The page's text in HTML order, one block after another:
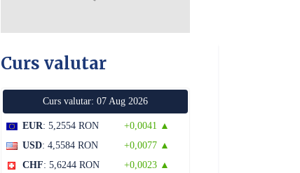
Curs valutar
Curs valutar: 07 Aug 2026
EUR: 5,2554 RON
+0,0041 ▲
USD: 4,5584 RON
+0,0077 ▲
CHF: 5,6244 RON
+0,0023 ▲